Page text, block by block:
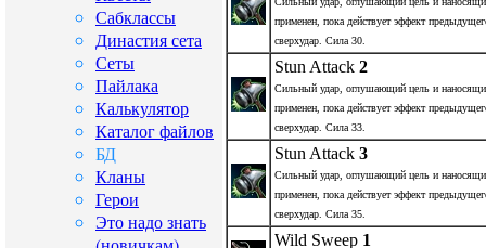
Сабклассы
Династия сета
Сеты
Пайлака
Калькулятор
Каталог файлов
БД
Кланы
Герои
Это надо знать
применен, пока действует эффект
сверхудар. Сила 30.
Stun Attack 2
Сильный удар, оглушающий цель и
применен, пока действует эффект
сверхудар. Сила 33.
Stun Attack 3
Сильный удар, оглушающий цель и
применен, пока действует эффект
сверхудар. Сила 35.
Wild Sweep 1